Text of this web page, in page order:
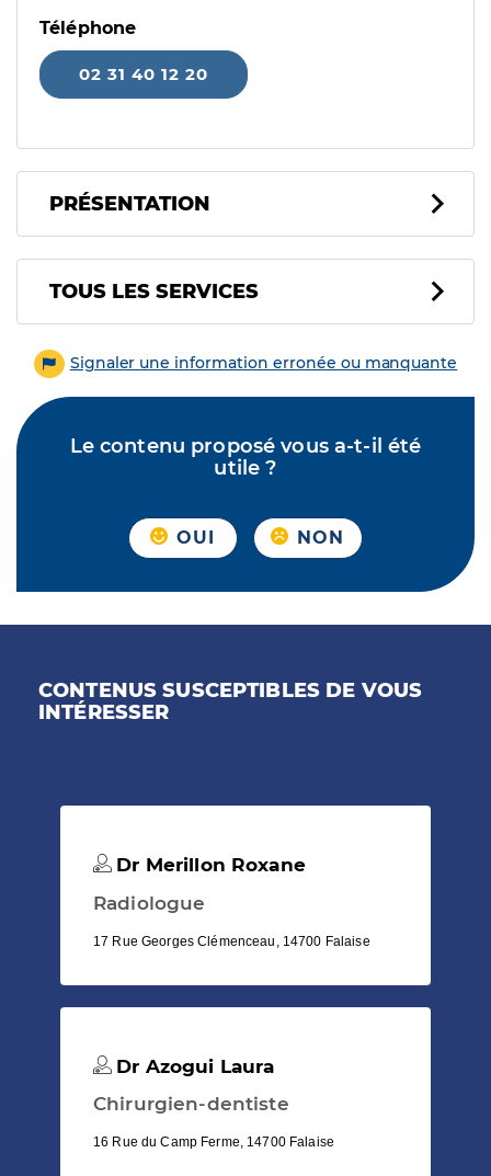
Téléphone
02 31 40 12 20
PRÉSENTATION
Tous les services
TOUS LES SERVICES
Signaler une information erronée ou manquante
Le contenu proposé vous a-t-il été
utile ?
OUI NON
CONTENUS SUSCEPTIBLES DE VOUS
INTÉRESSER
Dr Merillon Roxane
Radiologue
17 Rue Georges Clémenceau, 14700 Falaise
Dr Azogui Laura
Chirurgien-dentiste
16 Rue du Camp Ferme, 14700 Falaise